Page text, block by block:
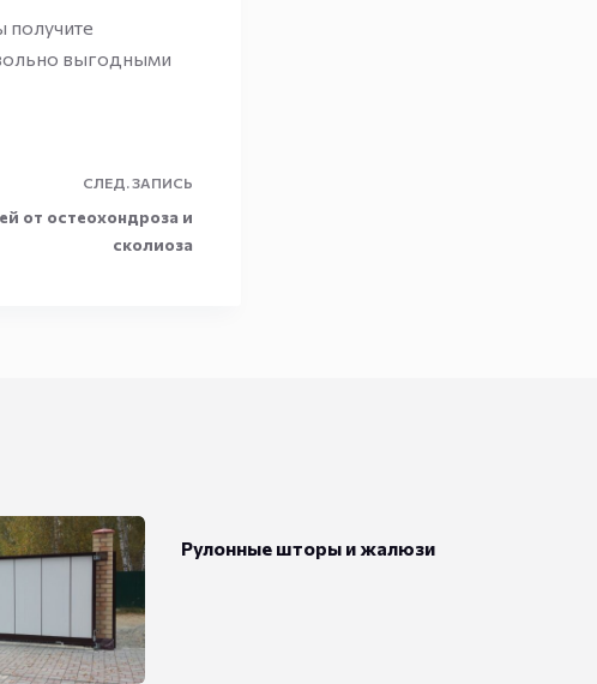
получите
выгодными
СЛЕД.ЗАПИСЬ
от остеохондроза и
сколиоза
Рулонные шторы и жалюзи